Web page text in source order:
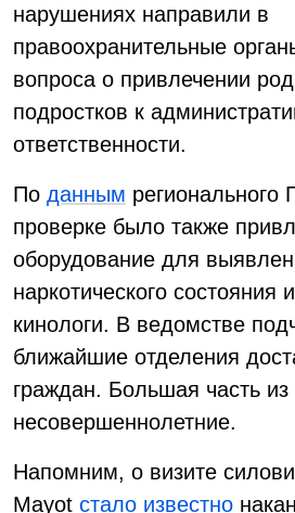
нарушениях направили в
правоохранительные
вопроса о привлечении
подростков к
ответственности.
По данным регионального
проверке было также
оборудование для
наркотического состояния
кинологи. В ведомстве
ближайшие отделения
граждан. Большая часть
несовершеннолетние.
Напомним, о визите
Mayot стало известно